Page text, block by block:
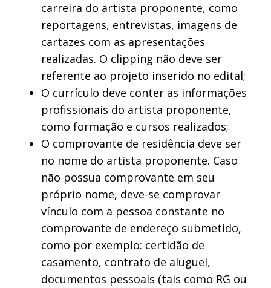
carreira do artista proponente, como
reportagens, entrevistas, imagens de
cartazes com as apresentações
realizadas. O clipping não deve ser
referente ao projeto inserido no edital;
O currículo deve conter as informações
profissionais do artista proponente,
como formação e cursos realizados;
O comprovante de residência deve ser
no nome do artista proponente. Caso
não possua comprovante em seu
próprio nome, deve-se comprovar
vínculo com a pessoa constante no
comprovante de endereço submetido,
como por exemplo: certidão de
casamento, contrato de aluguel,
documentos pessoais (tais como RG ou